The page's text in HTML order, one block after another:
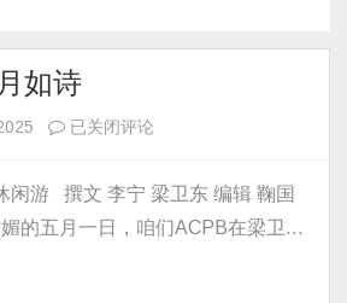
如诗
一
风
景
已关闭评论
游 撰文 李宁 梁卫东 编辑 鞠国
的五月一日，咱们ACPB在梁卫…